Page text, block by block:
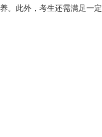
。此外，考生还需满足一定